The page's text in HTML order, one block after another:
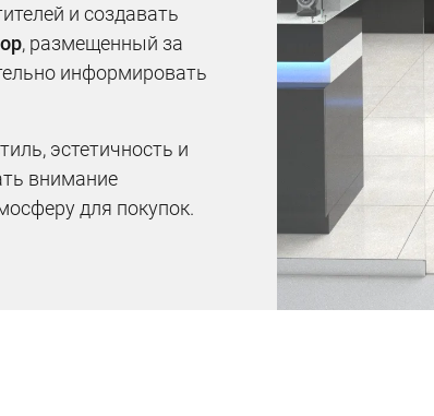
и создавать
, размещенный за
информировать
эстетичность и
внимание
для покупок.